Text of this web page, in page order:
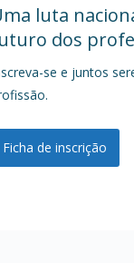
luta
dos
se e juntos
Ficha de inscrição